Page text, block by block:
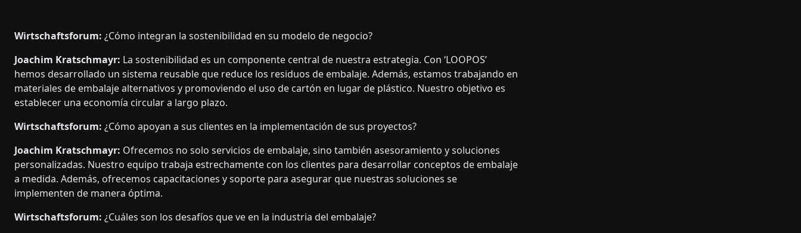
Wirtschaftsforum: ¿Cómo integran la sostenibilidad en su modelo de negocio?
Joachim Kratschmayr: La sostenibilidad es un componente central de nuestra estrategia. Con ‘LOOPOS’
hemos desarrollado un sistema reusable que reduce los residuos de embalaje. Además, estamos trabajando en
materiales de embalaje alternativos y promoviendo el uso de cartón en lugar de plástico. Nuestro objetivo es
establecer una economía circular a largo plazo.
Wirtschaftsforum: ¿Cómo apoyan a sus clientes en la implementación de sus proyectos?
Joachim Kratschmayr: Ofrecemos no solo servicios de embalaje, sino también asesoramiento y soluciones
personalizadas. Nuestro equipo trabaja estrechamente con los clientes para desarrollar conceptos de embalaje
a medida. Además, ofrecemos capacitaciones y soporte para asegurar que nuestras soluciones se
implementen de manera óptima.
Wirtschaftsforum: ¿Cuáles son los desafíos que ve en la industria del embalaje?